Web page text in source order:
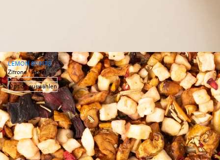
LEMON SPRITZ
Zitrone · Apfel
Option auswählen